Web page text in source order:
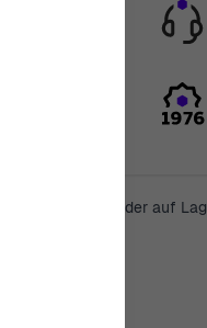
das Produkt wieder auf